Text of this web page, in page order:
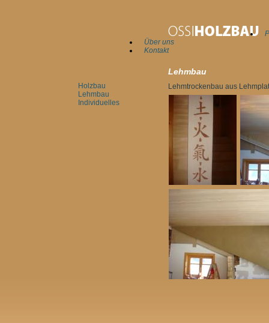
Über uns
Kontakt
Holzbau
Lehmbau
Individuelles
Lehmbau
Lehmtrockenbau aus